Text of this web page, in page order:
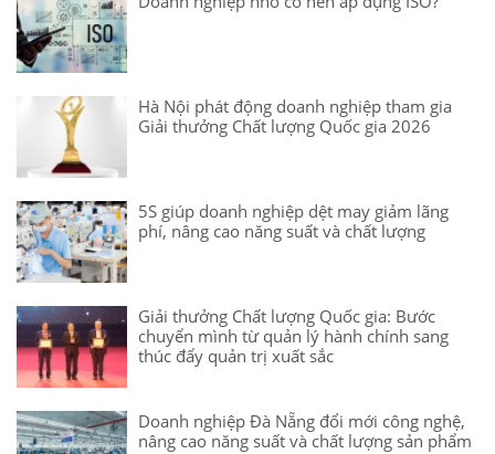
Hà Nội phát động doanh nghiệp tham gia
Giải thưởng Chất lượng Quốc gia 2026
5S giúp doanh nghiệp dệt may giảm lãng
phí, nâng cao năng suất và chất lượng
Giải thưởng Chất lượng Quốc gia: Bước
chuyển mình từ quản lý hành chính sang
thúc đẩy quản trị xuất sắc
Doanh nghiệp Đà Nẵng đổi mới công nghệ,
nâng cao năng suất và chất lượng sản phẩm